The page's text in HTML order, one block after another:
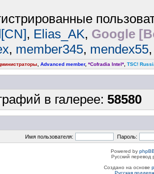
, Elias_AK, Google
, member345, mendex55
Advanced member, *Cofradia Intel* TSC!
в галерее: 58580
Имя пользователя: Пароль:
Powered by
Русский
Создано на основе
Русская